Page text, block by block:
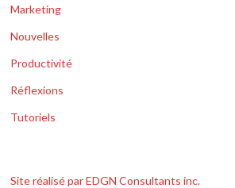
Marketing
Nouvelles
Productivité
Réflexions
Tutoriels
Site réalisé par EDGN Consultants inc.